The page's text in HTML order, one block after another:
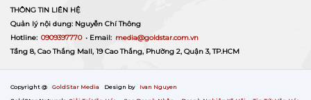
THÔNG TIN LIÊN HỆ
Quản lý nội dung: Nguyễn Chí Thông
Hotline: 0909397770 • Email: media@goldstar.com.vn
Tầng 8, Cao Thắng Mall, 19 Cao Thắng, Phường 2, Quận 3, TP.HCM
Copyright @ GoldStar Media Design by
Ivan Nguyen